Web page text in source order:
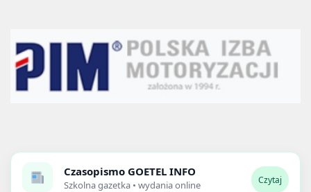
Czasopismo GOETEL INFO
Szkolna gazetka • wydania online Czytaj